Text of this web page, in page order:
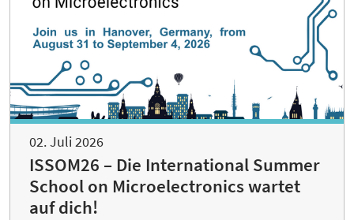
02. Juli 2026
ISSOM26 – Die International Summer
School on Microelectronics wartet
auf dich!